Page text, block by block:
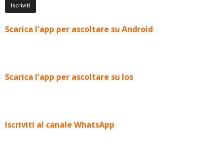
Scarica l'app per ascoltare su Android
Scarica l'app per ascoltare su Ios
Iscriviti al canale WhatsApp